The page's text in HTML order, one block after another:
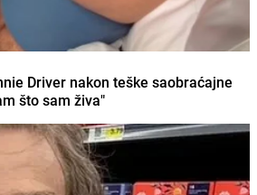
Driver nakon teške saobraćajne
što sam živa"